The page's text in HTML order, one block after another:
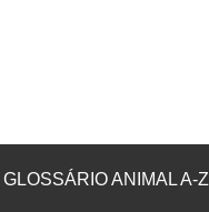
GLOSSÁRIO ANIMAL A-Z